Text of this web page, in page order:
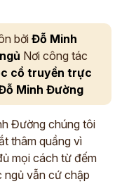
bởi Đỗ Minh
Nơi công tác
cổ truyền trực
Minh Đường
Đường chúng tôi
thâm quầng vì
mọi cách từ đếm
ngủ vẫn cứ chập